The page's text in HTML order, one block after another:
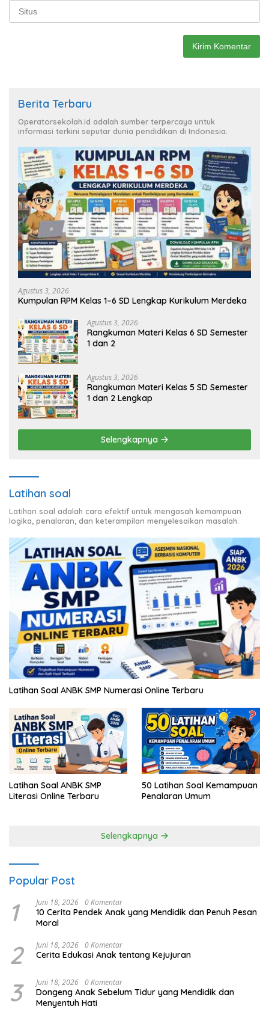
Berita Terbaru
Operatorsekolah.id adalah sumber terpercaya untuk
informasi terkini seputar dunia pendidikan di Indonesia.
Agustus 3, 2026
Kumpulan RPM Kelas 1–6 SD Lengkap Kurikulum Merdeka
Agustus 3, 2026
Rangkuman Materi Kelas 6 SD Semester
1 dan 2
Agustus 3, 2026
Rangkuman Materi Kelas 5 SD Semester
1 dan 2 Lengkap
Selengkapnya
Latihan soal
Latihan soal adalah cara efektif untuk mengasah kemampuan
logika, penalaran, dan keterampilan menyelesaikan masalah.
Latihan Soal ANBK SMP Numerasi Online Terbaru
Latihan Soal ANBK SMP
Literasi Online Terbaru
50 Latihan Soal Kemampuan
Penalaran Umum
Selengkapnya
Popular Post
1 Juni 18, 2026 0 Komentar
10 Cerita Pendek Anak yang Mendidik dan Penuh Pesan
Moral
2 Juni 18, 2026 0 Komentar
Cerita Edukasi Anak tentang Kejujuran
3 Juni 18, 2026 0 Komentar
Dongeng Anak Sebelum Tidur yang Mendidik dan
Menyentuh Hati